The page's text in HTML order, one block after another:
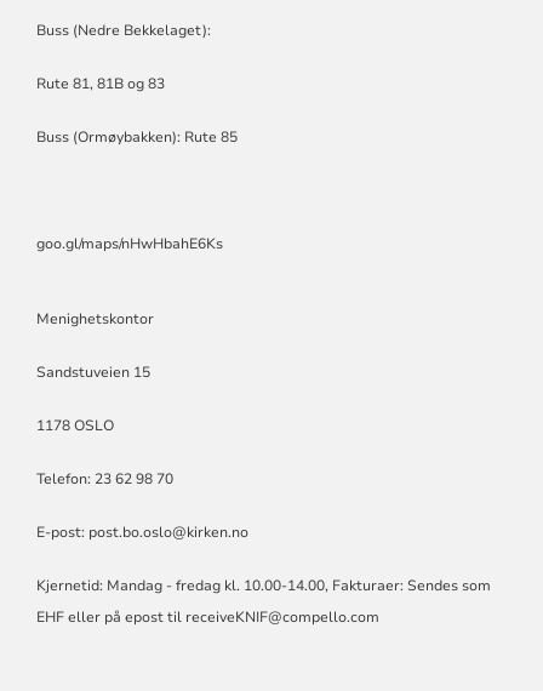
Buss (Nedre Bekkelaget):
Rute 81, 81B og 83
Buss (Ormøybakken): Rute 85
goo.gl/maps/nHwHbahE6Ks
Menighetskontor
Sandstuveien 15
1178 OSLO
Telefon: 23 62 98 70
E-post: post.bo.oslo@kirken.no
Kjernetid: Mandag - fredag kl. 10.00-14.00, Fakturaer: Sendes som
EHF eller på epost til receiveKNIF@compello.com